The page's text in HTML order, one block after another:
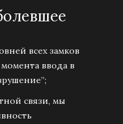
всех замков
ввода в
связи, мы